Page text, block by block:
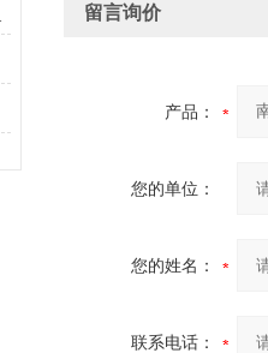
留言询价
产品：
您的单位：
您的姓名：
联系电话：